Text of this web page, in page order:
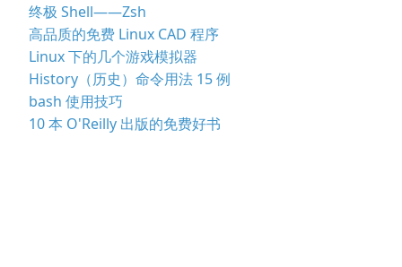
终极 Shell——Zsh
高品质的免费 Linux CAD 程序
Linux 下的几个游戏模拟器
History（历史）命令用法 15 例
bash 使用技巧
10 本 O'Reilly 出版的免费好书